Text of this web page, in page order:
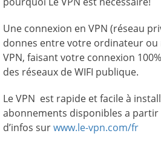
Une connexion en VPN (réseau
donnes entre votre ordinateur ou
VPN, faisant votre connexion
des réseaux de WIFI publique.
Le VPN est rapide et facile à
abonnements disponibles a partir
d’infos surwww.le-vpn.com/fr